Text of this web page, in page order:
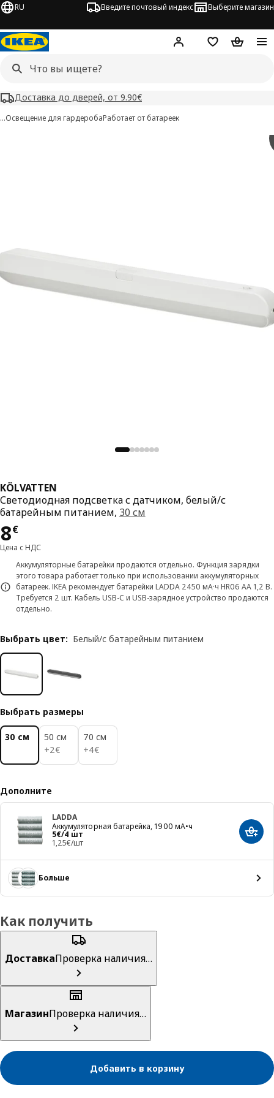
RU Введите почтовый индекс Выберите магазин
Hej! ВойтиСписокКорзина
Доставка до дверей, от 9.90€
…Освещение для гардеробаРаботает от батареек
KÖLVATTEN
Светодиодная подсветка с датчиком, белый/с
батарейным питанием, 30 см
8€
Цена 8€
Цена с НДС
Аккумуляторные батарейки продаются отдельно. Функция зарядки
этого товара работает только при использовании аккумуляторных
батареек. IKEA рекомендует батарейки LADDA 2450 мА·ч HR06 AA 1,2 В.
Требуется 2 шт. Кабель USB-C и USB-зарядное устройство продаются
отдельно.
Выбрать цвет: Белый/с батарейным питанием
Выбрать размеры
30 см
50 см
+2€
2€
70 см
+4€
4€
Дополните
LADDA
Аккумуляторная батарейка, 1900 мА•ч
5€/4 шт
Цена 5€/4 шт
1,25€/шт
Больше
Как получить
ДоставкаПроверка наличия…
МагазинПроверка наличия…
Добавить в корзину